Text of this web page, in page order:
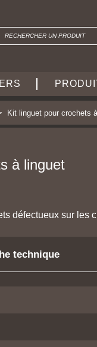
Kit linguet pour crochets
à linguet
défectueux sur les
technique